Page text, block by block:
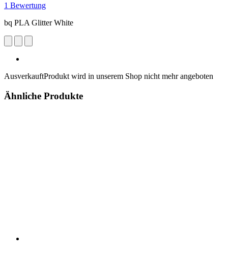
1 Bewertung
bq PLA Glitter White
AusverkauftProdukt wird in unserem Shop nicht mehr angeboten
Ähnliche Produkte